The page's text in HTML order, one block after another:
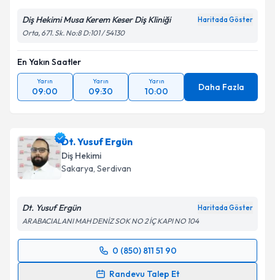
kapsamda işlenmesini kabul ediyorum.
Diş Hekimi Musa Kerem Keser Diş Kliniği Haritada Göster
Orta, 671. Sk. No:8 D:101 / 54130
En Yakın Saatler
Yarın
09:00
Yarın
09:30
Yarın
10:00 Daha Fazla
Dt. Yusuf Ergün
Diş Hekimi
Sakarya, Serdivan
Dt. Yusuf Ergün Haritada Göster
ARABACIALANI MAH DENİZ SOK NO 2 İÇ KAPI NO 104
0 (850) 811 51 90
Randevu Talep Et
Randevu Takvimi Talebi